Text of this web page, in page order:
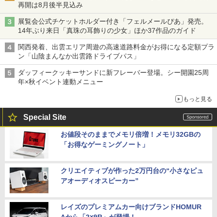
再開は8月後半見込み
展覧会公式チケットホルダー付き「フェルメールぴあ」発売。
14年ぶり来日「真珠の耳飾りの少女」ほか37作品のガイド
関西発着、出雲エリア周遊の高速道路料金がお得になる定額プラ
ン「山陰まんなか出雲路ドライブパス」
ダッフィークッキーサンドに新フレーバー登場。シー開園25周
年×秋イベント連動メニュー
もっと見る
Special Site
お値段そのままでメモリ倍増！メモリ32GBの
「お得なゲーミングノート」
クリエイティブが作った2万円台の“小さなピュ
アオーディオスピーカー”
レイズのプレミアムカー向けブランドHOMUR